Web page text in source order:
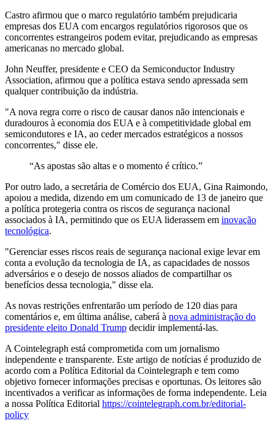
Castro afirmou que o marco regulatório também prejudicaria
empresas dos EUA com encargos regulatórios rigorosos que os
concorrentes estrangeiros podem evitar, prejudicando as empresas
americanas no mercado global.
John Neuffer, presidente e CEO da Semiconductor Industry
Association, afirmou que a política estava sendo apressada sem
qualquer contribuição da indústria.
"A nova regra corre o risco de causar danos não intencionais e
duradouros à economia dos EUA e à competitividade global em
semicondutores e IA, ao ceder mercados estratégicos a nossos
concorrentes," disse ele.
“As apostas são altas e o momento é crítico.”
Por outro lado, a secretária de Comércio dos EUA, Gina Raimondo,
apoiou a medida, dizendo em um comunicado de 13 de janeiro que
a política protegeria contra os riscos de segurança nacional
associados à IA, permitindo que os EUA liderassem em inovação
tecnológica.
"Gerenciar esses riscos reais de segurança nacional exige levar em
conta a evolução da tecnologia de IA, as capacidades de nossos
adversários e o desejo de nossos aliados de compartilhar os
benefícios dessa tecnologia," disse ela.
As novas restrições enfrentarão um período de 120 dias para
comentários e, em última análise, caberá à nova administração do
presidente eleito Donald Trump decidir implementá-las.
A Cointelegraph está comprometida com um jornalismo
independente e transparente. Este artigo de notícias é produzido de
acordo com a Política Editorial da Cointelegraph e tem como
objetivo fornecer informações precisas e oportunas. Os leitores são
incentivados a verificar as informações de forma independente. Leia
a nossa Política Editorial https://cointelegraph.com.br/editorial-
policy